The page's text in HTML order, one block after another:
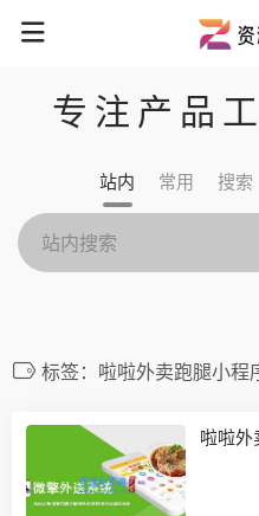
专注产品
站内 常用 搜索
标签：啦啦外卖跑腿小程
啦啦外